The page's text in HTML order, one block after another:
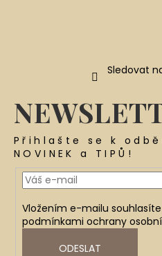
Sledovat
Přihlašte se k
NOVINEK a TIPŮ!
Vložením e-mailu souhlasíte
podmínkami ochrany
ODESLAT